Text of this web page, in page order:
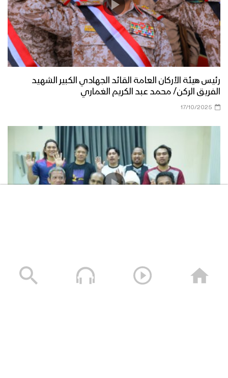
رئيس هيئة الأركان العامة القائد الجهادي الكبير الشهيد
الفريق الركن/ محمد عبد الكريم الغماري
17/10/2025
التي اغرقتها القوات المسلحة اليمنية